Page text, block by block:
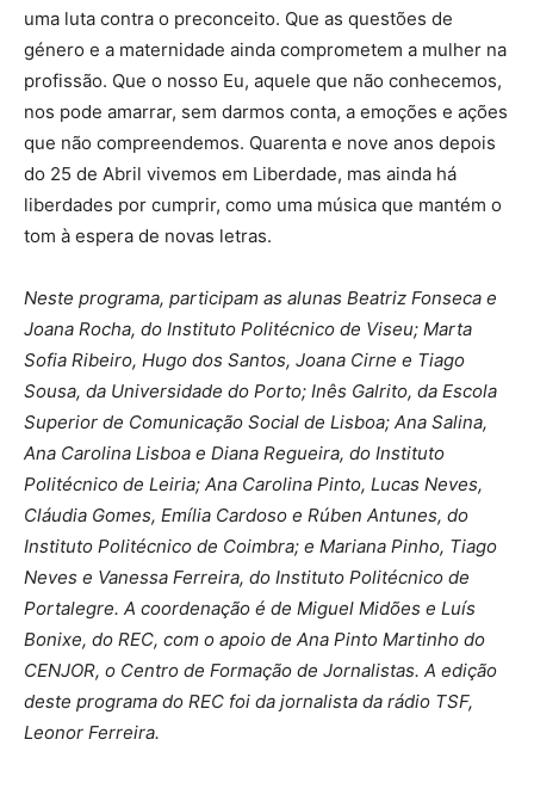
uma luta contra o preconceito. Que as questões de
género e a maternidade ainda comprometem a mulher na
profissão. Que o nosso Eu, aquele que não conhecemos,
nos pode amarrar, sem darmos conta, a emoções e ações
que não compreendemos. Quarenta e nove anos depois
do 25 de Abril vivemos em Liberdade, mas ainda há
liberdades por cumprir, como uma música que mantém o
tom à espera de novas letras.
Neste programa, participam as alunas Beatriz Fonseca e
Joana Rocha, do Instituto Politécnico de Viseu; Marta
Sofia Ribeiro, Hugo dos Santos, Joana Cirne e Tiago
Sousa, da Universidade do Porto; Inês Galrito, da Escola
Superior de Comunicação Social de Lisboa; Ana Salina,
Ana Carolina Lisboa e Diana Regueira, do Instituto
Politécnico de Leiria; Ana Carolina Pinto, Lucas Neves,
Cláudia Gomes, Emília Cardoso e Rúben Antunes, do
Instituto Politécnico de Coimbra; e Mariana Pinho, Tiago
Neves e Vanessa Ferreira, do Instituto Politécnico de
Portalegre. A coordenação é de Miguel Midões e Luís
Bonixe, do REC, com o apoio de Ana Pinto Martinho do
CENJOR, o Centro de Formação de Jornalistas. A edição
deste programa do REC foi da jornalista da rádio TSF,
Leonor Ferreira.